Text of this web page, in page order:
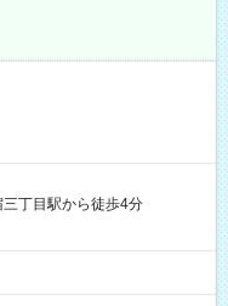
三丁目駅から徒歩4分